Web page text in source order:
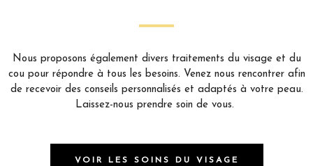
Nous proposons également divers traitements du visage et du
cou pour répondre à tous les besoins. Venez nous rencontrer afin
de recevoir des conseils personnalisés et adaptés à votre peau.
Laissez-nous prendre soin de vous.
VOIR LES SOINS DU VISAGE